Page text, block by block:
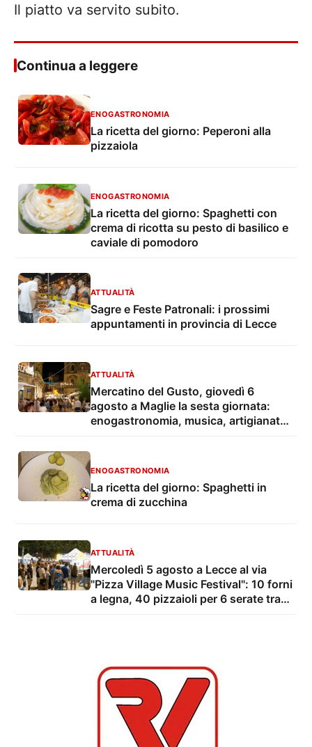
Il piatto va servito subito.
Continua a leggere
ENOGASTRONOMIA
La ricetta del giorno: Peperoni alla
pizzaiola
ENOGASTRONOMIA
La ricetta del giorno: Spaghetti con
crema di ricotta su pesto di basilico e
caviale di pomodoro
ATTUALITÀ
Sagre e Feste Patronali: i prossimi
appuntamenti in provincia di Lecce
ATTUALITÀ
Mercatino del Gusto, giovedì 6
agosto a Maglie la sesta giornata:
enogastronomia, musica, artigianato
ENOGASTRONOMIA
La ricetta del giorno: Spaghetti in
crema di zucchina
ATTUALITÀ
Mercoledì 5 agosto a Lecce al via
"Pizza Village Music Festival": 10 forni
a legna, 40 pizzaioli per 6 serate tra